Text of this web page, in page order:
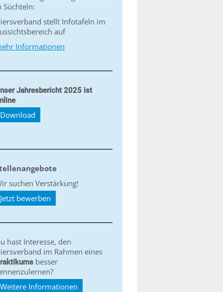
Süchteln:
stellt Infotafeln im
auf
Informationen
Jahresbericht 2025 ist
Download
suchen Verstärkung!
Jetzt bewerben
hast Interesse, den
im Rahmen eines
besser
Weitere Informationen